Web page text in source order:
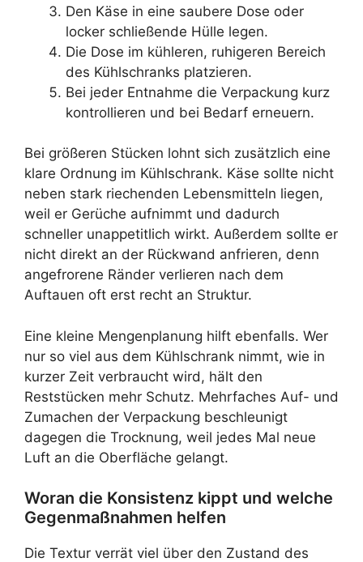
Den Käse in eine saubere Dose oder
locker schließende Hülle legen.
Die Dose im kühleren, ruhigeren Bereich
des Kühlschranks platzieren.
Bei jeder Entnahme die Verpackung kurz
kontrollieren und bei Bedarf erneuern.
Bei größeren Stücken lohnt sich zusätzlich eine
klare Ordnung im Kühlschrank. Käse sollte nicht
neben stark riechenden Lebensmitteln liegen,
weil er Gerüche aufnimmt und dadurch
schneller unappetitlich wirkt. Außerdem sollte er
nicht direkt an der Rückwand anfrieren, denn
angefrorene Ränder verlieren nach dem
Auftauen oft erst recht an Struktur.
Eine kleine Mengenplanung hilft ebenfalls. Wer
nur so viel aus dem Kühlschrank nimmt, wie in
kurzer Zeit verbraucht wird, hält den
Reststücken mehr Schutz. Mehrfaches Auf- und
Zumachen der Verpackung beschleunigt
dagegen die Trocknung, weil jedes Mal neue
Luft an die Oberfläche gelangt.
Woran die Konsistenz kippt und welche
Gegenmaßnahmen helfen
Die Textur verrät viel über den Zustand des